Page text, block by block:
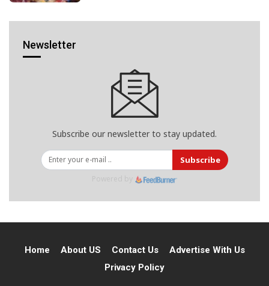
Newsletter
Subscribe our newsletter to stay updated.
Subscribe
Home About US Contact Us
Advertise With Us
Privacy Policy